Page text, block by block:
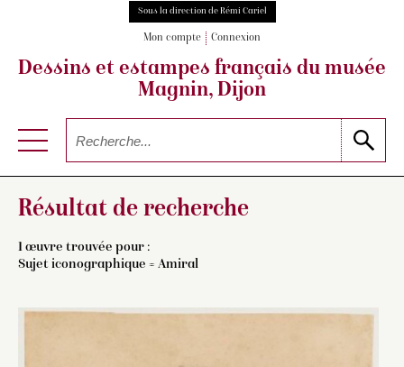
Sous la direction de Rémi Cariel
Mon compte Connexion
Dessins et estampes français du musée
Magnin, Dijon
Résultat de recherche
1 œuvre trouvée pour :
Sujet iconographique = Amiral